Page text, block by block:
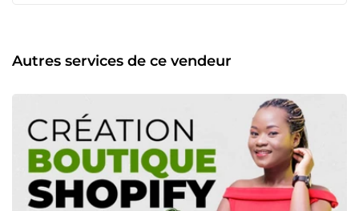
comprendre votre vision, vos produits et votre public cible,
afin de créer une boutique Shopify fluide, moderne et
commerce et de mon engagement envers mes clients, je
vous propose un accompagnement professionnel de A à Z,
basé sur la confiance, la réactivité et l’excellence. ✔️
Structure optimisée ✔️ Design responsive &amp; sur
mesure ✔️ SEO &amp; textes orientés conversion ✔️
Livraison claire, rapide et sans stress 🚀 Prêt(e) à lancer ou
transformer votre boutique Shopify ? Cliquez sur le bouton
ci-dessous et bénéficiez d’un accompagnement sérieux,
Autres services de ce vendeur